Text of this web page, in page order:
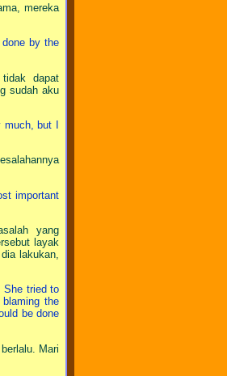
mereka
by the
dapat
sudah aku
but I
important
yang
layak
lakukan,
She tried to
the
be done
Mari